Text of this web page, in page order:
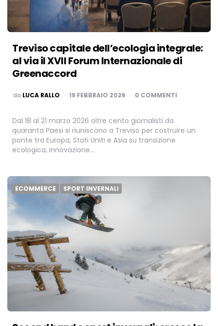
Treviso capitale dell’ecologia integrale:
al via il XVII Forum Internazionale di
Greenaccord
PUBBLICATO
da LUCA RALLO 19 FEBBRAIO 2026 0 COMMENTI
Dal 18 al 21 marzo 2026 oltre cento giornalisti da
quaranta Paesi si riuniscono a Treviso per costruire un
ponte tra Europa, Stati Uniti e Asia su transizione
ecologica, innovazione…
ECOMMERCE SPORT INVERNALI